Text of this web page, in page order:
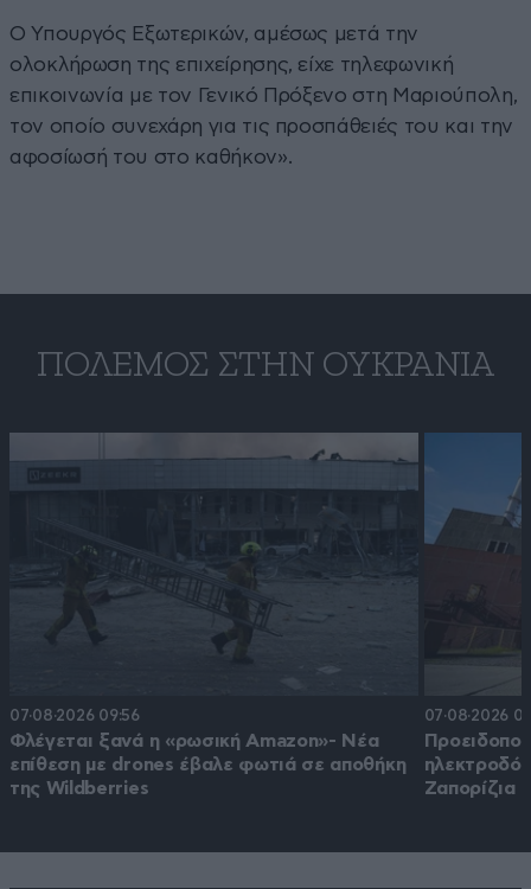
Ο Υπουργός Εξωτερικών, αμέσως μετά την
ολοκλήρωση της επιχείρησης, είχε τηλεφωνική
επικοινωνία με τον Γενικό Πρόξενο στη Μαριούπολη,
τον οποίο συνεχάρη για τις προσπάθειές του και την
αφοσίωσή του στο καθήκον».
ΠΌΛΕΜΟΣ ΣΤΗΝ ΟΥΚΡΑΝΊΑ
07·08·2026 09:56
Φλέγεται ξανά η «ρωσική Amazon»- Νέα
επίθεση με drones έβαλε φωτιά σε αποθήκη
της Wildberries
07·08·2026
Ζαπορίζια